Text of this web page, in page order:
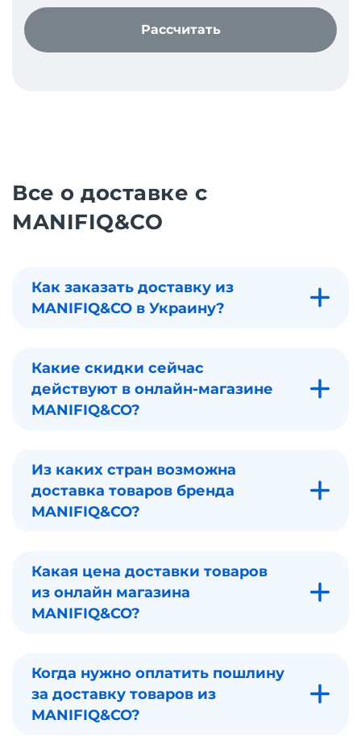
Рассчитать
Все о доставке с
MANIFIQ&CO
Как заказать доставку из
MANIFIQ&CO в Украину?
Какие скидки сейчас
действуют в онлайн-магазине
MANIFIQ&CO?
Из каких стран возможна
доставка товаров бренда
MANIFIQ&CO?
Какая цена доставки товаров
из онлайн магазина
MANIFIQ&CO?
Когда нужно оплатить пошлину
за доставку товаров из
MANIFIQ&CO?